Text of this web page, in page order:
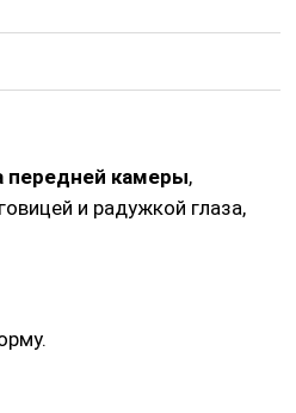
передней камеры,
и радужкой глаза,